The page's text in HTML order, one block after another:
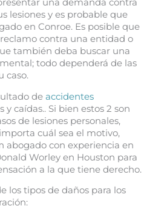
una demanda contra
lesiones y es probable que
en Conroe. Es posible que
contra una entidad o
también deba buscar una
todo dependerá de las
caso.
de accidentes
y caídas.. Si bien estos 2 son
de lesiones personales,
cuál sea el motivo,
abogado con experiencia en
Worley en Houston para
a la que tiene derecho.
los tipos de daños para los